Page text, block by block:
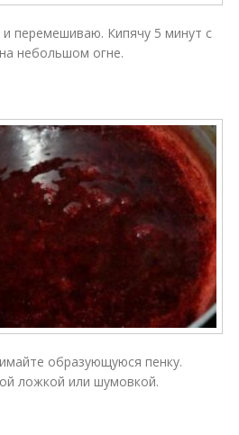
перемешиваю. Кипячу 5 минут с
небольшом огне.
образующуюся пенку.
ложкой или шумовкой.